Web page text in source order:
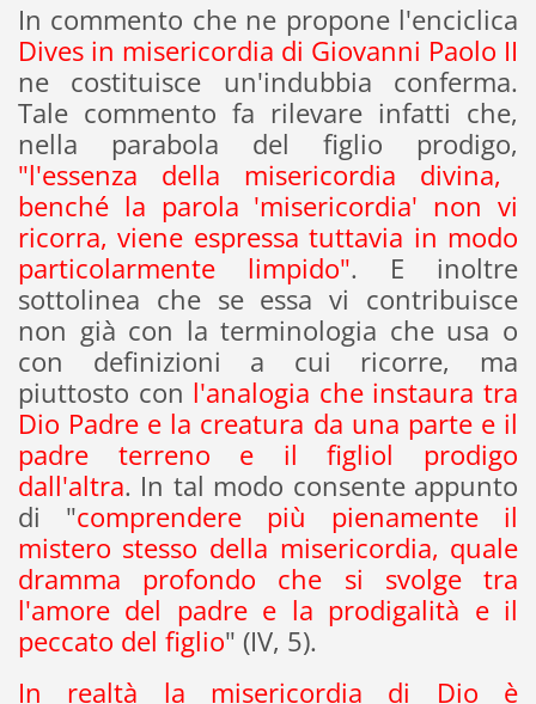
In commento che ne propone l'enciclica
Dives in misericordia di Giovanni Paolo II
ne costituisce un'indubbia conferma.
Tale commento fa rilevare infatti che,
nella parabola del figlio prodigo,
"l'essenza della misericordia divina,
benché la parola 'misericordia' non vi
ricorra, viene espressa tuttavia in modo
particolarmente limpido". E inoltre
sottolinea che se essa vi contribuisce
non già con la terminologia che usa o
con definizioni a cui ricorre, ma
piuttosto con l'analogia che instaura tra
Dio Padre e la creatura da una parte e il
padre terreno e il figliol prodigo
dall'altra. In tal modo consente appunto
di "comprendere più pienamente il
mistero stesso della misericordia, quale
dramma profondo che si svolge tra
l'amore del padre e la prodigalità e il
peccato del figlio" (IV, 5).
In realtà la misericordia di Dio è